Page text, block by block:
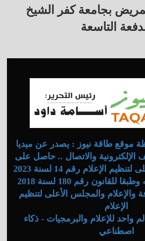
بجامعة كفر الشيخ
التاسعة
موقع طاقة نيوز : يصدر عن ميديا
الإلكترونية والاتصال .. حاصل على
ترخيص المجلس الأعلى لتنظيم الإعلام رقم 14 لسنة 2023
ويعمل وفقا لقراراته وطبقا للقانون رقم 180 لسنة 2018
والإعلام والمجلس الأعلى لتنظيم
الإعلام
واحد للإعلام والبرمجيات - ذكاء
اصطناعي